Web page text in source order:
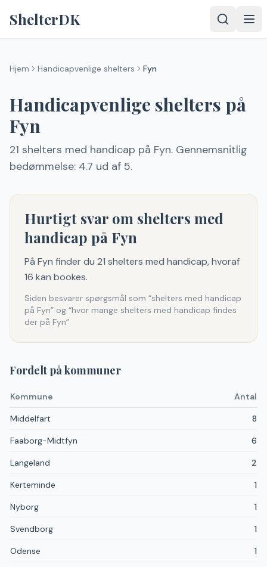
ShelterDK
Hjem Handicapvenlige shelters Fyn
Handicapvenlige shelters på
Fyn
21 shelters med handicap på Fyn. Gennemsnitlig
bedømmelse: 4.7 ud af 5.
Hurtigt svar om shelters med
handicap på Fyn
På Fyn finder du 21 shelters med handicap, hvoraf
16 kan bookes.
Siden besvarer spørgsmål som “shelters med handicap
på Fyn” og “hvor mange shelters med handicap findes
der på Fyn”.
Fordelt på kommuner
Kommune Antal
Middelfart 8
Faaborg-Midtfyn 6
Langeland 2
Kerteminde 1
Nyborg 1
Svendborg 1
Odense 1